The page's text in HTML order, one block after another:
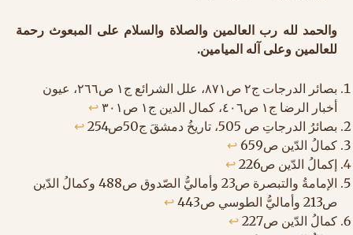
والحمد لله رب العالمين والصلاة والسلام على المبعوث رحمة
للعالمين وعلى آله الميامين.
بصائر الدرجات ج٢ ص٨٧١، علل الشرائع ج١ ص٢٦٦، عيون
أخبار الرضا ج١ ص٤٠٦، كمال الدين ج١ ص٣٠١
↩︎
بصائرُ الدرجاتِ ص 505، تاريخُ دمشقَ ج50ص254
↩︎
كمالُ الدّين ص659
↩︎
إكمالُ الدّين ص226
↩︎
الإمامةُ والتبصرة ص23 وأماليُّ الصّدوق ص488 وكمالُ الدّين
ص213 وأماليُّ الطوسي ص443
↩︎
كمالُ الدّين ص227
↩︎